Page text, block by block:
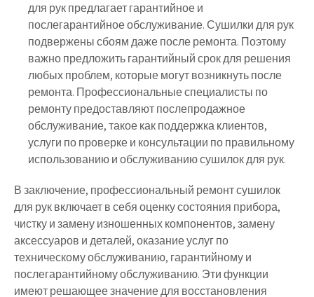
для рук предлагает гарантийное и
послегарантийное обслуживание. Сушилки для рук
подвержены сбоям даже после ремонта. Поэтому
важно предложить гарантийный срок для решения
любых проблем, которые могут возникнуть после
ремонта. Профессиональные специалисты по
ремонту предоставляют послепродажное
обслуживание, такое как поддержка клиентов,
услуги по проверке и консультации по правильному
использованию и обслуживанию сушилок для рук.
В заключение, профессиональный ремонт сушилок
для рук включает в себя оценку состояния прибора,
чистку и замену изношенных компонентов, замену
аксессуаров и деталей, оказание услуг по
техническому обслуживанию, гарантийному и
послегарантийному обслуживанию. Эти функции
имеют решающее значение для восстановления